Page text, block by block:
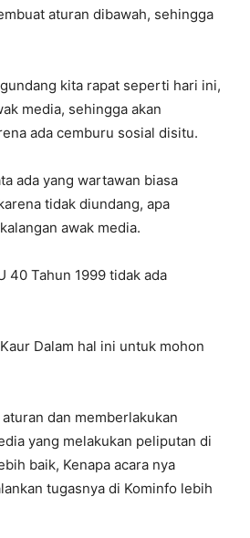
aturan dibawah, sehingga
kita rapat seperti hari ini,
media, sehingga akan
ada cemburu sosial disitu.
ada yang wartawan biasa
tidak diundang, apa
awak media.
40 Tahun 1999 tidak ada
Dalam hal ini untuk mohon
dan memberlakukan
yang melakukan peliputan di
baik, Kenapa acara nya
tugasnya di Kominfo lebih